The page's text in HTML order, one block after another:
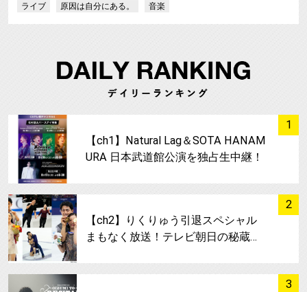
ライブ
原因は自分にある。 音楽
1
【ch1】Natural Lag＆SOTA HANAM
URA 日本武道館公演を独占生中継！
2
サムネイル
【ch2】りくりゅう引退スペシャル
まもなく放送！テレビ朝日の秘蔵…
3